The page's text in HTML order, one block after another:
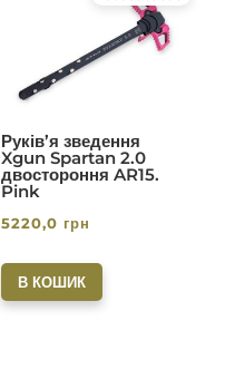
Руків’я зведення
Xgun Spartan 2.0
двостороння AR15.
Pink
Оцінено в
з 5
5220,0 грн
В КОШИК